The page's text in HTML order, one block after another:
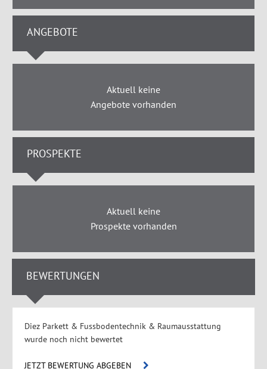
ANGEBOTE
Aktuell keine
Angebote vorhanden
PROSPEKTE
Aktuell keine
Prospekte vorhanden
BEWERTUNGEN
Diez Parkett & Fussbodentechnik & Raumausstattung
wurde noch nicht bewertet
JETZT BEWERTUNG ABGEBEN